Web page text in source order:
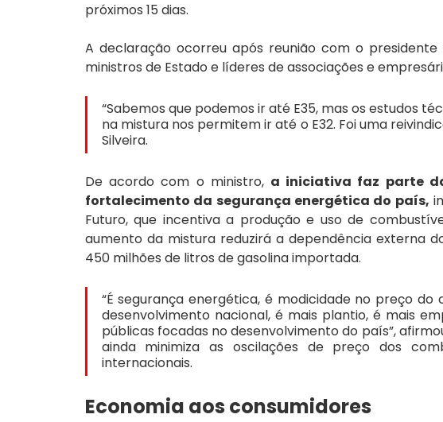
próximos 15 dias.
A declaração ocorreu após reunião com o presidente
ministros de Estado e líderes de associações e
“Sabemos que podemos ir até E35, mas os estudos
na mistura nos permitem ir até o E32. Foi uma
Silveira.
De acordo com o ministro, a iniciativa faz parte
fortalecimento da segurança energética do país,
Futuro, que incentiva a produção e uso de
aumento da mistura reduzirá a dependência externa
450 milhões de litros de gasolina importada.
“É segurança energética, é modicidade no preço
desenvolvimento nacional, é mais plantio, é mais
públicas focadas no desenvolvimento do país”,
ainda minimiza as oscilações de preço dos
internacionais.
Economia aos consumidores